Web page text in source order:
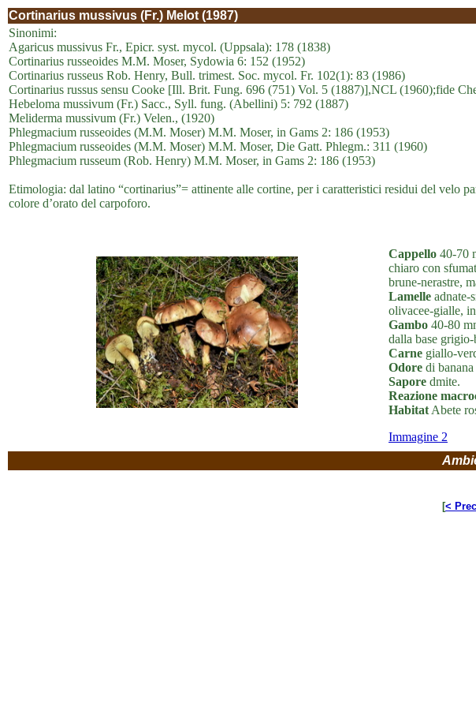
Cortinarius mussivus (Fr.) Melot (1987)
Sinonimi:
Agaricus mussivus Fr., Epicr. syst. mycol. (Uppsala): 178 (1838)
Cortinarius russeoides M.M. Moser, Sydowia 6: 152 (1952)
Cortinarius russeus Rob. Henry, Bull. trimest. Soc. mycol. Fr. 102(1): 83 (1986)
Cortinarius russus sensu Cooke [Ill. Brit. Fung. 696 (751) Vol. 5 (1887)],NCL (1960);fide
Hebeloma mussivum (Fr.) Sacc., Syll. fung. (Abellini) 5: 792 (1887)
Meliderma mussivum (Fr.) Velen., (1920)
Phlegmacium russeoides (M.M. Moser) M.M. Moser, in Gams 2: 186 (1953)
Phlegmacium russeoides (M.M. Moser) M.M. Moser, Die Gatt. Phlegm.: 311 (1960)
Phlegmacium russeum (Rob. Henry) M.M. Moser, in Gams 2: 186 (1953)
Etimologia: dal latino “cortinarius”= attinente alle cortine, per i caratteristici residui del velo
colore d’orato del carpoforo.
Cappello 40-70
chiaro con
brune-nerastre,
Lamelle adnate-
olivacee-gialle,
Gambo 40-80
dalla base
Carne giallo-
Odore di
Sapore dmite.
Reazione
Habitat Abete
Immagine 2
[<